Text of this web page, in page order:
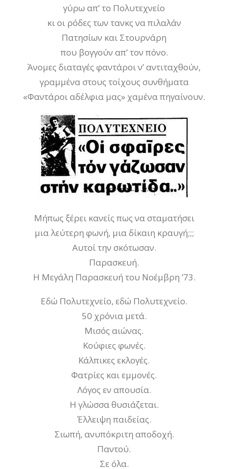
γύρω απ’ το Πολυτεχνείο
κι οι ρόδες των τανκς να πιλαλάν
Πατησίων και Στουρνάρη
που βογγούν απ’ τον πόνο.
Άνομες διαταγές φαντάροι ν’ αντιταχθούν,
γραμμένα στους τοίχους συνθήματα
«Φαντάροι αδέλφια μας» χαμένα πηγαίνουν.
Μήπως ξέρει κανείς πως να σταματήσει
μια λεύτερη φωνή, μια δίκαιη κραυγή;;;
Αυτοί την σκότωσαν.
Παρασκευή.
Η Μεγάλη Παρασκευή του Νοέμβρη ’73.
Εδώ Πολυτεχνείο, εδώ Πολυτεχνείο.
50 χρόνια μετά.
Μισός αιώνας.
Κούφιες φωνές.
Κάλπικες εκλογές.
Φατρίες και εμμονές.
Λόγος εν απουσία.
Η γλώσσα θυσιάζεται.
Έλλειψη παιδείας.
Σιωπή, ανυπόκριτη αποδοχή.
Παντού.
Σε όλα.